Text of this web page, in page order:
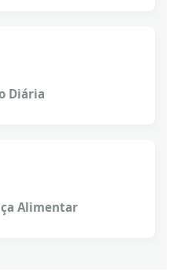
Diária
Alimentar